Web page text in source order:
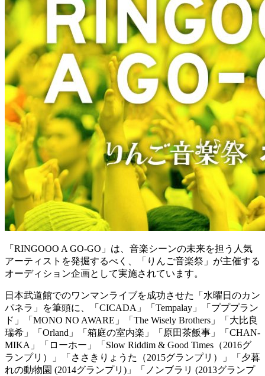
「RINGOOO A GO-GO」は、音楽シーンの未来を担う人気
アーティストを発掘するべく、「りんご音楽祭」が主催する
オーディション企画として実施されています。
日本武道館でのワンマンライブを成功させた「水曜日のカン
パネラ」を筆頭に、「CICADA」「Tempalay」「プププラン
ド」「MONO NO AWARE」「The Wisely Brothers」「大比良
瑞希」「Orland」「箱庭の室内楽」「原田茶飯事」「CHAN-
MIKA」「ローホー」「Slow Riddim & Good Times（2016グ
ランプリ）」「ささきりょうた（2015グランプリ）」「夕暮
れの動物園 (2014グランプリ)」「ノンブラリ (2013グランプ